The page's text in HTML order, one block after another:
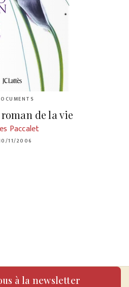
de la vie
Paccalet
11/2006
à la newsletter